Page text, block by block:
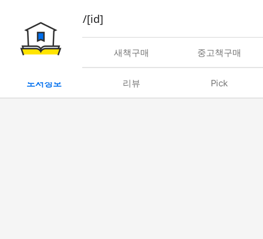
book/rent/[id]
대여 새책구매 중고책구매
도서정보 리뷰 Pick